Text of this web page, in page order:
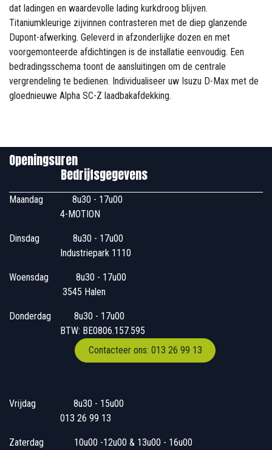
dat ladingen en waardevolle lading kurkdroog blijven.
Titaniumkleurige zijvinnen contrasteren met de diep glanzende
Dupont-afwerking. Geleverd in afzonderlijke dozen en met
voorgemonteerde afdichtingen is de installatie eenvoudig. Een
bedradingsschema toont de aansluitingen om de centrale
vergrendeling te bedienen. Individualiseer uw Isuzu D-Max met de
gloednieuwe Alpha SC-Z laadbakafdekking.
Openingsuren
Bedrijfsgegevens
Maandag
​8u30 - 17u00
4-MOTION
Dinsdag
​8u30 - 17u00
Industriepark 1110
Woensdag
​​​ 8u30 - 17u00
3545 Halen
Donderdag
​​8u30 - 17u00
BTW: BE0806.157.595
Contacteer ons: 013 26 99 13
Vrijdag
​8u30 - 15u00
013 26 99 13
Zaterdag ​10u00 -12u00 & 13u00 - 16u00